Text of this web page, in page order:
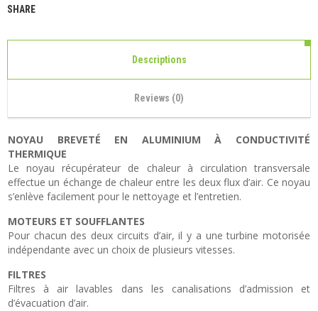
SHARE
Descriptions
Reviews (0)
NOYAU BREVETÉ EN ALUMINIUM À CONDUCTIVITÉ
THERMIQUE
Le noyau récupérateur de chaleur à circulation transversale
effectue un échange de chaleur entre les deux flux d’air. Ce noyau
s’enlève facilement pour le nettoyage et l’entretien.
MOTEURS ET SOUFFLANTES
Pour chacun des deux circuits d’air, il y a une turbine motorisée
indépendante avec un choix de plusieurs vitesses.
FILTRES
Filtres à air lavables dans les canalisations d’admission et
d’évacuation d’air.